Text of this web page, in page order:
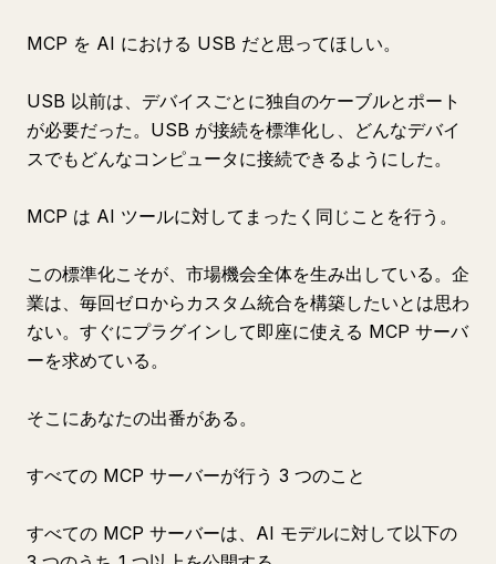
MCP を AI における USB だと思ってほしい。
USB 以前は、デバイスごとに独自のケーブルとポート
が必要だった。USB が接続を標準化し、どんなデバイ
スでもどんなコンピュータに接続できるようにした。
MCP は AI ツールに対してまったく同じことを行う。
この標準化こそが、市場機会全体を生み出している。企
業は、毎回ゼロからカスタム統合を構築したいとは思わ
ない。すぐにプラグインして即座に使える MCP サーバ
ーを求めている。
そこにあなたの出番がある。
すべての MCP サーバーが行う 3 つのこと
すべての MCP サーバーは、AI モデルに対して以下の